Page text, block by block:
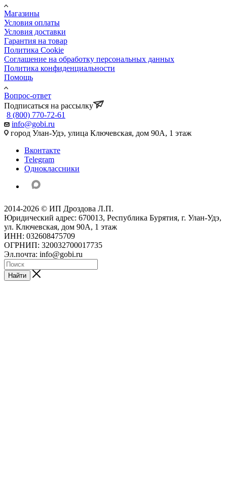
Магазины
Условия оплаты
Условия доставки
Гарантия на товар
Политика Cookie
Соглашение на обработку персональных данных
Политика конфиденциальности
Помощь
Вопрос-ответ
Подписаться на рассылку
8 (800) 770-72-61
info@gobi.ru
город Улан-Удэ, улица Ключевская, дом 90А, 1 этаж
Вконтакте
Telegram
Одноклассники
2014-2026 © ИП Дроздова Л.П.
Юридический адрес: 670013, Республика Бурятия, г. Улан-Удэ,
ул. Ключевская, дом 90А, 1 этаж
ИНН: 032608475709
ОГРНИП: 320032700017735
Эл.почта: info@gobi.ru
Найти